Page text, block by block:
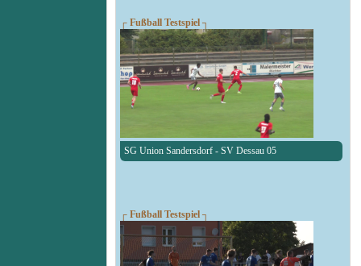
┌ Fußball Testspiel ┐
SG Union Sandersdorf - SV Dessau 05
┌ Fußball Testspiel ┐